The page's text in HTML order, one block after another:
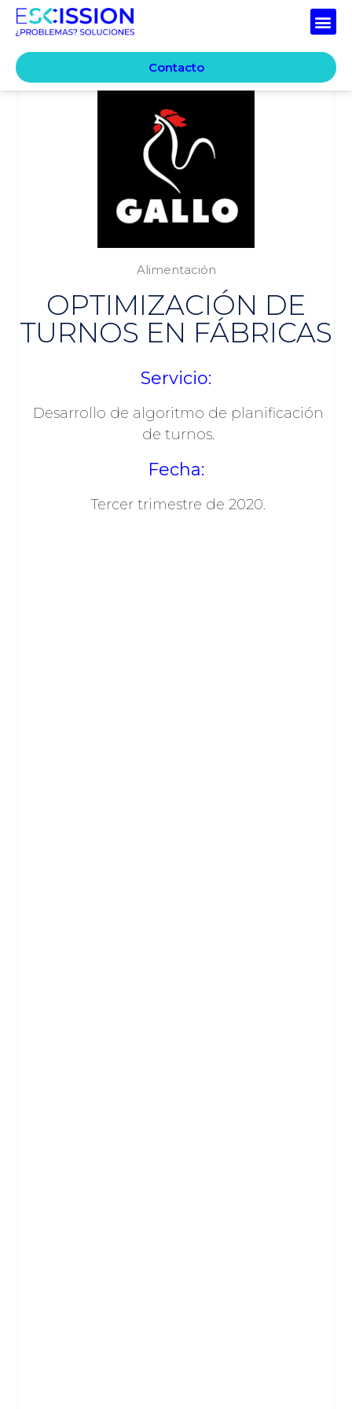
Contacto
Alimentación
OPTIMIZACIÓN DE
TURNOS EN FÁBRICAS
Servicio:
Desarrollo de algoritmo de planificación
de turnos.
Fecha:
Tercer trimestre de 2020.